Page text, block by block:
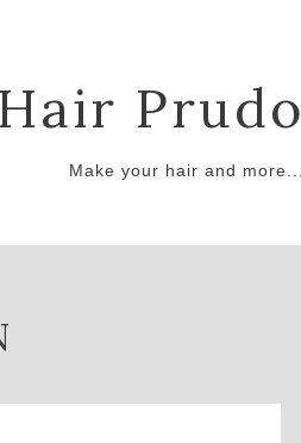
Prudo
Make your hair and more...